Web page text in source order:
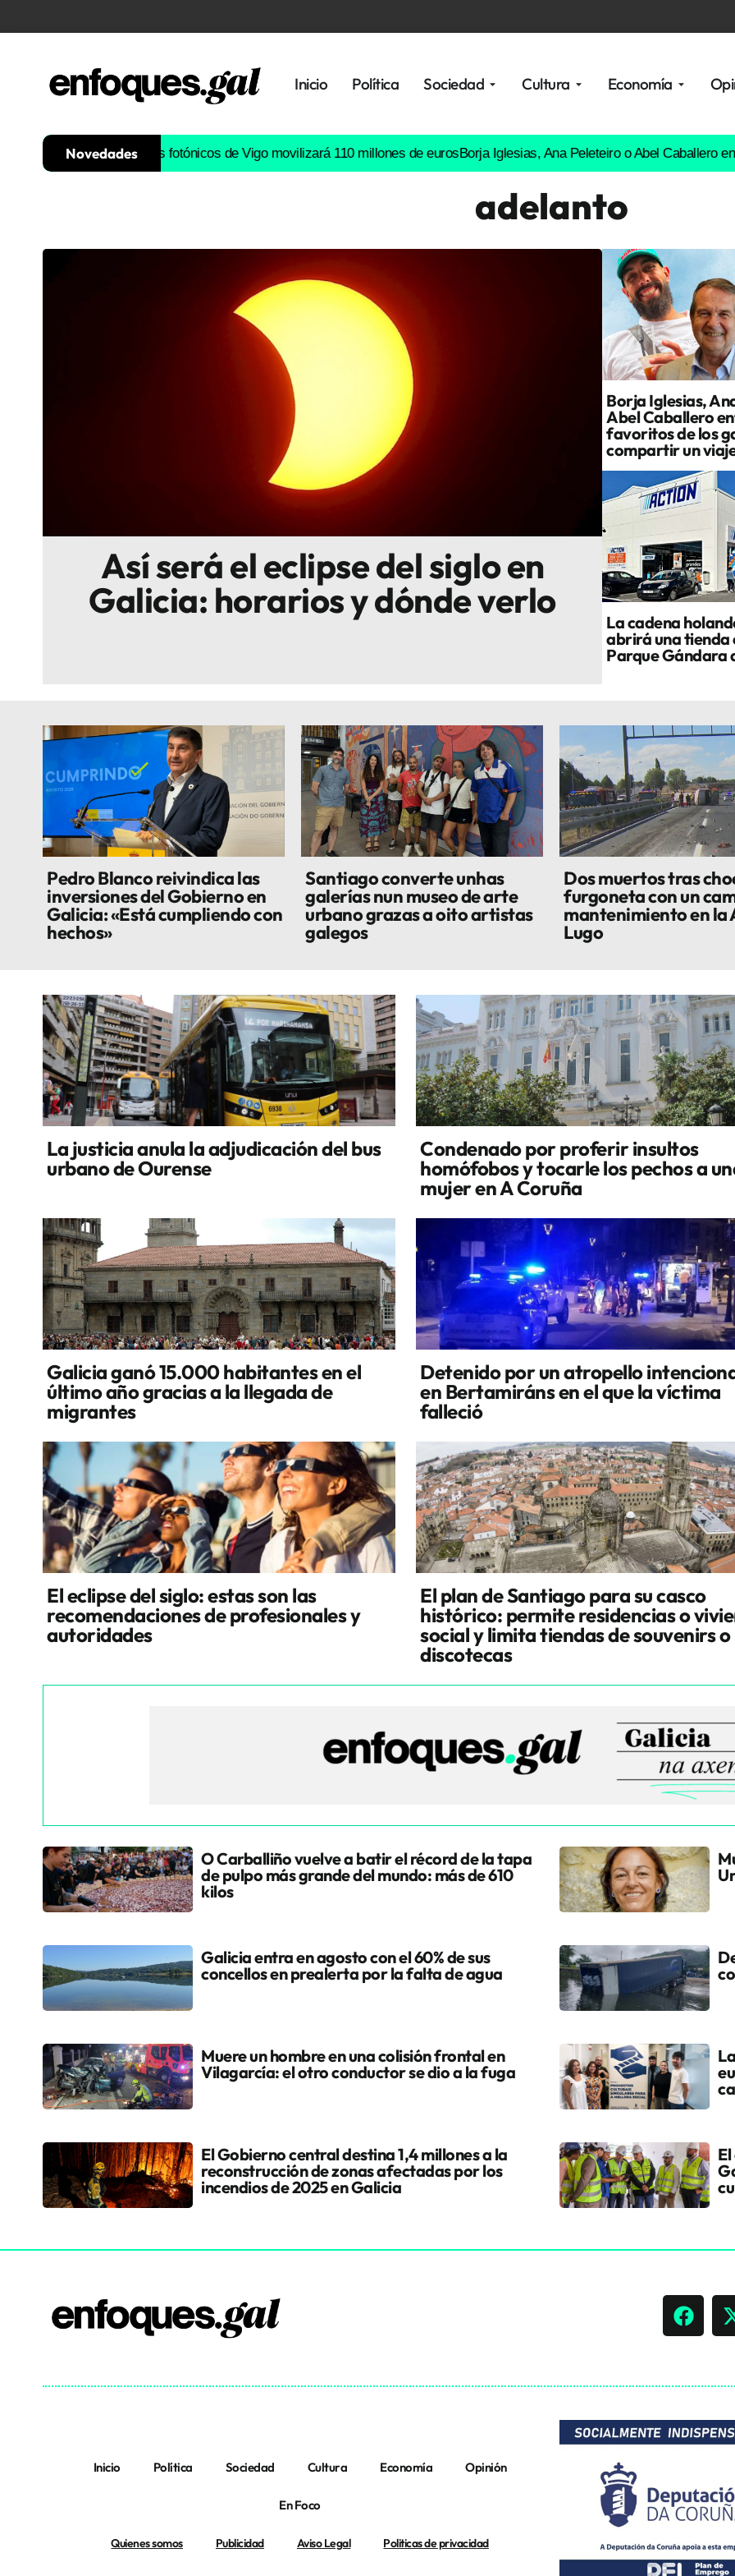
Inicio Política Sociedad Cultura Economía
Histórica
Novedades
semiconductores fotónicos de Vigo movilizará 110 millones de euros Borja Iglesias, Ana Peleteiro o Abel Caballero entre los
adelanto
Así será el eclipse del siglo en
Galicia: horarios y dónde verlo
Borja Iglesias,
Abel Caballero
favoritos de los
compartir un
La cadena
abrirá una tienda
Parque Gándara
Pedro Blanco reivindica las
inversiones del Gobierno en
Galicia: «Está cumpliendo con
hechos»
Santiago converte unhas
galerías nun museo de arte
urbano grazas a oito artistas
galegos
Dos muertos tras
furgoneta con un
mantenimiento en la
Lugo
La justicia anula la adjudicación del bus
urbano de Ourense
Condenado por proferir insultos
homófobos y tocarle los pechos a
mujer en A Coruña
Galicia ganó 15.000 habitantes en el
último año gracias a la llegada de
migrantes
Detenido por un atropello
en Bertamiráns en el que la víctima
falleció
El eclipse del siglo: estas son las
recomendaciones de profesionales y
autoridades
El plan de Santiago para su casco
histórico: permite residencias o
social y limita tiendas de souvenirs o
discotecas
O Carballiño vuelve a batir el récord de la tapa
de pulpo más grande del mundo: más de 610
kilos
Galicia entra en agosto con el 60% de sus
concellos en prealerta por la falta de agua
Muere un hombre en una colisión frontal en
Vilagarcía: el otro conductor se dio a la fuga
El Gobierno central destina 1,4 millones a la
reconstrucción de zonas afectadas por los
incendios de 2025 en Galicia
Inicio Política Sociedad Cultura Economía Opinión
En Foco
Quienes somos Publicidad Aviso Legal Politicas de privacidad